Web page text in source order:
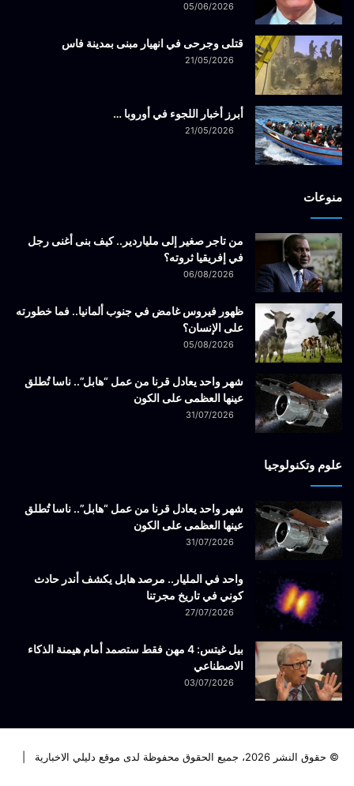
05/06/2026
قتلى وجرحى في انهيار مبنى بمدينة فاس
21/05/2026
أبرز أخبار اللجوء في أوروبا …
21/05/2026
منوعات
من تاجر صغير إلى ملياردير.. كيف بنى أغنى رجل
في إفريقيا ثروته؟
06/08/2026
ظهور فيروس غامض في جنوب ألمانيا.. فما خطورته
على الإنسان؟
05/08/2026
شهر واحد يعادل قرنا من عمل “هابل”.. ناسا تُطلق
عينها العظمى على الكون
31/07/2026
علوم وتكنولوجيا
شهر واحد يعادل قرنا من عمل “هابل”.. ناسا تُطلق
عينها العظمى على الكون
31/07/2026
واحد في المليار.. مرصد هابل يكشف أندر حادث
كوني في تاريخ مجرتنا
27/07/2026
بيل غيتس: 4 مهن فقط ستصمد أمام هيمنة الذكاء
الاصطناعي
03/07/2026
© حقوق النشر 2026، جميع الحقوق محفوظة لدى موقع دليلي الاخبارية |